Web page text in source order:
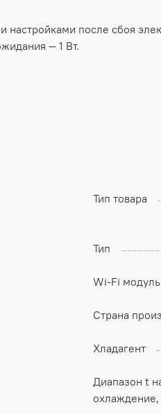
после сбоя
— 1 Вт.
Тип товара
Тип
Wi-Fi модуль
Страна
Хладагент
Диапазон t
охлаждение,